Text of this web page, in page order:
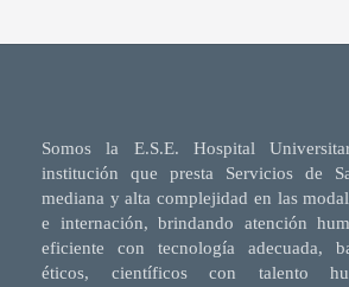
Somos la E.S.E. Hospital
institución que presta Servicios de
mediana y alta complejidad en las
e internación, brindando atención
eficiente con tecnología adecuada,
éticos, científicos con talento